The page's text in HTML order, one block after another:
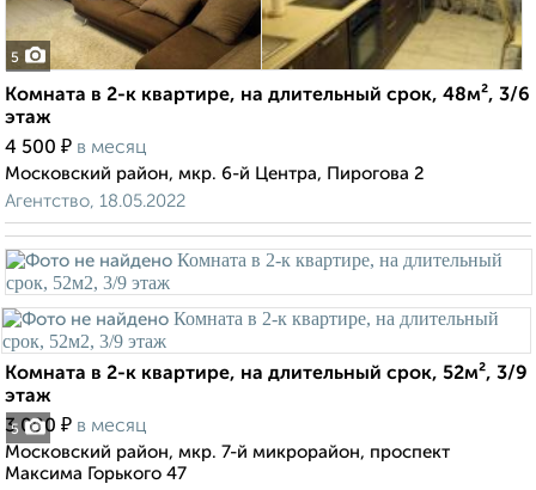
5
Комната в 2-к квартире, на длительный срок, 48м², 3/6
этаж
4 500 ₽ в месяц
Московский район, мкр. 6-й Центра, Пирогова 2
Агентство, 18.05.2022
5
Комната в 2-к квартире, на длительный срок, 52м², 3/9
этаж
3 000 ₽ в месяц
Московский район, мкр. 7-й микрорайон, проспект
Максима Горького 47